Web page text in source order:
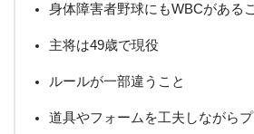
身体障害者野球にもWBCがある
主将は49歳で現役
ルールが一部違うこと
道具やフォームを工夫しながら